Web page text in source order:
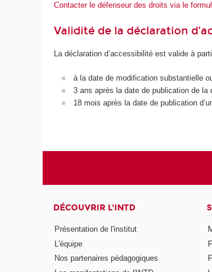
Contacter le défenseur des droits via le
Validité de la déclaration
La déclaration d’accessibilité est valide à
à la date de modification substantielle
3 ans après la date de publication de la
18 mois après la date de publication
DÉCOUVRIR L'INTD
Présentation de l'institut
L'équipe
Nos partenaires pédagogiques